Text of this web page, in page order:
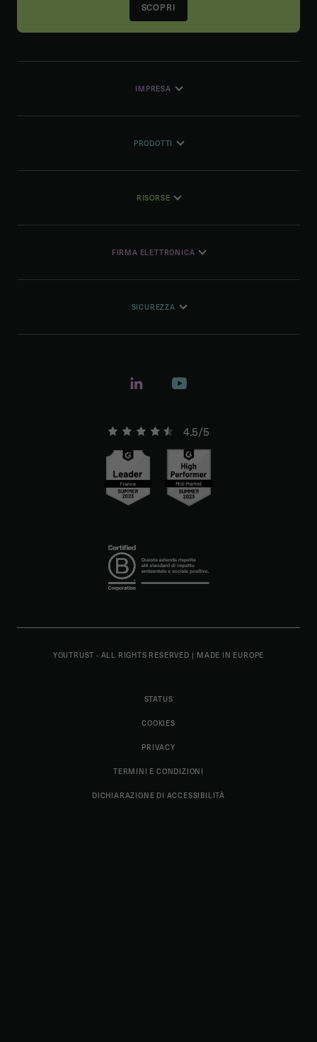
SCOPRI
IMPRESA
PRODOTTI
RISORSE
FIRMA ELETTRONICA
SICUREZZA
4.5/5
YOUTRUST - ALL RIGHTS RESERVED | MADE IN EUROPE
STATUS
COOKIES
PRIVACY
TERMINI E CONDIZIONI
DICHIARAZIONE DI ACCESSIBILITÀ